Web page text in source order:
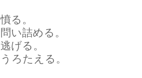
憤る。
問い詰める。
逃げる。
うろたえる。